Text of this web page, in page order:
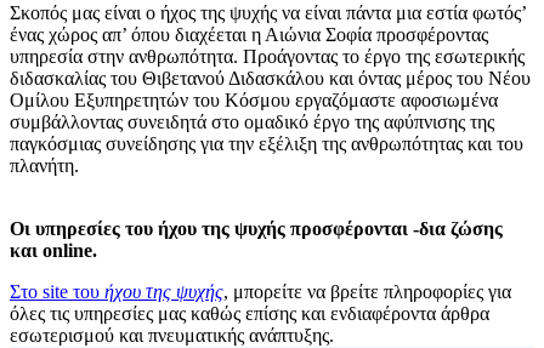
Σκοπός μας είναι ο ήχος της ψυχής να είναι πάντα μια εστία φωτός’
ένας χώρος απ’ όπου διαχέεται η Αιώνια Σοφία προσφέροντας
υπηρεσία στην ανθρωπότητα. Προάγοντας το έργο της εσωτερικής
διδασκαλίας του Θιβετανού Διδασκάλου και όντας μέρος του Νέου
Ομίλου Εξυπηρετητών του Κόσμου εργαζόμαστε αφοσιωμένα
συμβάλλοντας συνειδητά στο ομαδικό έργο της αφύπνισης της
παγκόσμιας συνείδησης για την εξέλιξη της ανθρωπότητας και του
πλανήτη.
Οι υπηρεσίες του ήχου της ψυχής προσφέρονται -δια ζώσης
και online.
Στο site του ήχου της ψυχής, μπορείτε να βρείτε πληροφορίες για
όλες τις υπηρεσίες μας καθώς επίσης και ενδιαφέροντα άρθρα
εσωτερισμού και πνευματικής ανάπτυξης.